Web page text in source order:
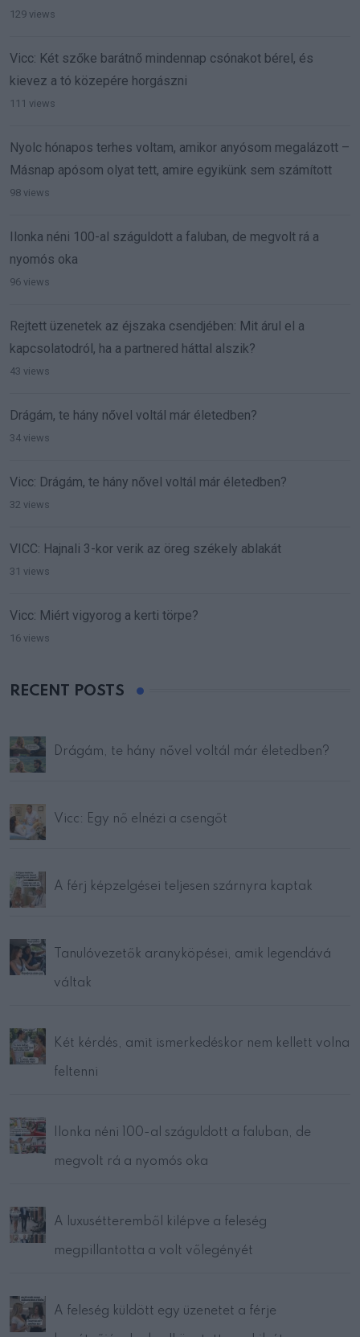
129 views
Vicc: Két szőke barátnő mindennap csónakot bérel, és
kievez a tó közepére horgászni
111 views
Nyolc hónapos terhes voltam, amikor anyósom megalázott –
Másnap apósom olyat tett, amire egyikünk sem számított
98 views
Ilonka néni 100-al száguldott a faluban, de megvolt rá a
nyomós oka
96 views
Rejtett üzenetek az éjszaka csendjében: Mit árul el a
kapcsolatodról, ha a partnered háttal alszik?
43 views
Drágám, te hány nővel voltál már életedben?
34 views
Vicc: Drágám, te hány nővel voltál már életedben?
32 views
VICC: Hajnali 3-kor verik az öreg székely ablakát
31 views
Vicc: Miért vigyorog a kerti törpe?
16 views
RECENT POSTS
Drágám, te hány nővel voltál már életedben?
Vicc: Egy nő elnézi a csengőt
A férj képzelgései teljesen szárnyra kaptak
Tanulóvezetők aranyköpései, amik legendává
váltak
Két kérdés, amit ismerkedéskor nem kellett volna
feltenni
Ilonka néni 100-al száguldott a faluban, de
megvolt rá a nyomós oka
A luxusétteremből kilépve a feleség
megpillantotta a volt vőlegényét
A feleség küldött egy üzenetet a férje